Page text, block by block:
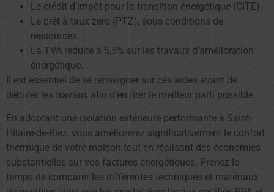
Le crédit d’impôt pour la transition énergétique (CITE).
Le prêt à taux zéro (PTZ), sous conditions de
ressources.
La TVA réduite à 5,5% sur les travaux d’amélioration
énergétique.
Il est essentiel de se renseigner sur ces aides avant de
débuter les travaux afin d’en tirer le meilleur parti possible.
En adoptant une isolation extérieure performante à Saint-
Hilaire-de-Riez, vous améliorerez significativement le confort
thermique de votre maison tout en réalisant des économies
substantielles sur vos factures énergétiques. Prenez le
temps de comparer les différentes techniques et matériaux